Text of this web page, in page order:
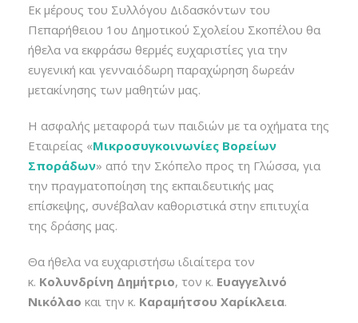
Εκ μέρους του Συλλόγου Διδασκόντων του
Πεπαρήθειου 1ου Δημοτικού Σχολείου Σκοπέλου θα
ήθελα να εκφράσω θερμές ευχαριστίες για την
ευγενική και γενναιόδωρη παραχώρηση δωρεάν
μετακίνησης των μαθητών μας.
Η ασφαλής μεταφορά των παιδιών με τα οχήματα της
Εταιρείας «Μικροσυγκοινωνίες Βορείων
Σποράδων» από την Σκόπελο προς τη Γλώσσα, για
την πραγματοποίηση της εκπαιδευτικής μας
επίσκεψης, συνέβαλαν καθοριστικά στην επιτυχία
της δράσης μας.
Θα ήθελα να ευχαριστήσω ιδιαίτερα τον
κ. Κολυνδρίνη Δημήτριο, τον κ. Ευαγγελινό
Νικόλαο και την κ. Καραμήτσου Χαρίκλεια.